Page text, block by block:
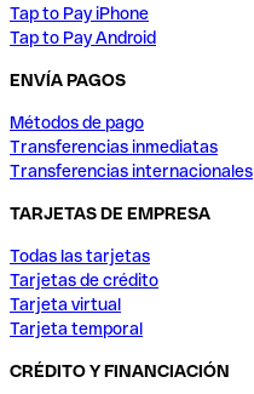
Tap to Pay iPhone
Tap to Pay Android
ENVÍA PAGOS
Métodos de pago
Transferencias inmediatas
Transferencias internacionales
TARJETAS DE EMPRESA
Todas las tarjetas
Tarjetas de crédito
Tarjeta virtual
Tarjeta temporal
CRÉDITO Y FINANCIACIÓN